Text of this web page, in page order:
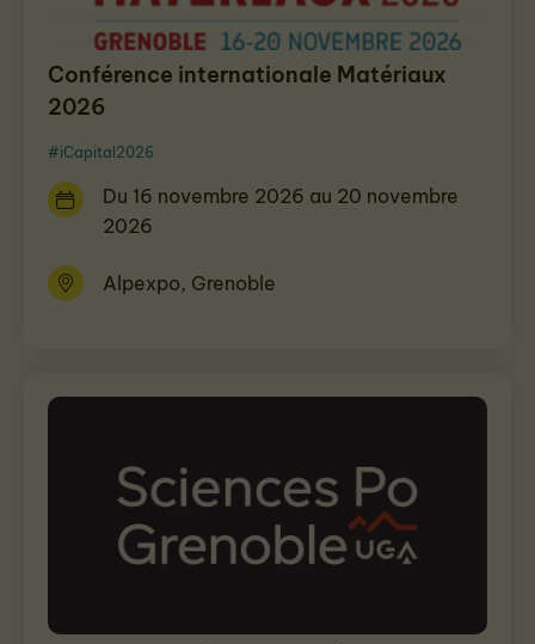
Conférence internationale Matériaux
2026
#iCapital2026
Du 16 novembre 2026 au 20 novembre
2026
Alpexpo, Grenoble